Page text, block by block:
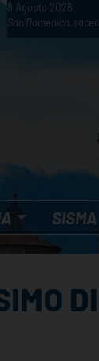
8 Agosto 2026
San Domenico,
DI